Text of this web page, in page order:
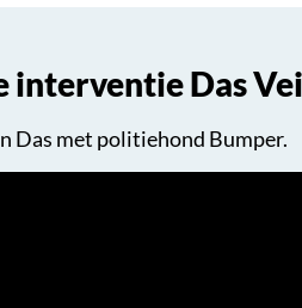
interventie Das
Das met politiehond Bumper.